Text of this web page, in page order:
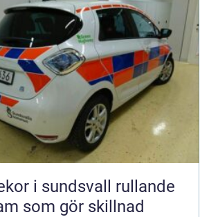
i sundsvall rullande
som gör skillnad